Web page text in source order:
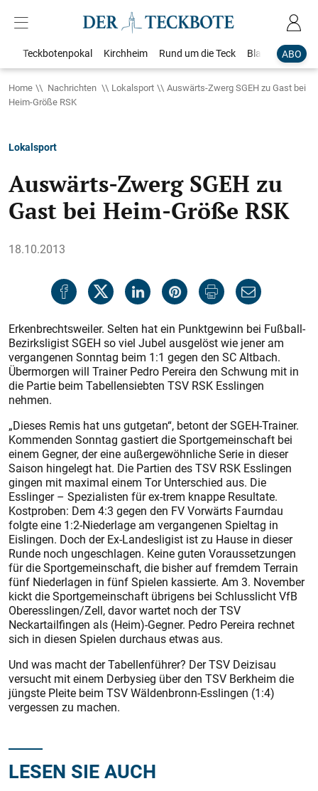
ABO
Teckbotenpokal Kirchheim Rund um die Teck Blaulicht
Home Nachrichten Lokalsport
Auswärts-Zwerg SGEH zu Gast bei
Heim-Größe RSK
Lokalsport
Auswärts-Zwerg SGEH zu
Gast bei Heim-Größe RSK
18.10.2013
Erkenbrechtsweiler. Selten hat ein Punktgewinn bei Fußball-
Bezirksligist SGEH so viel Jubel ausgelöst wie jener am
vergangenen Sonntag beim 1:1 gegen den SC Altbach.
Übermorgen will Trainer Pedro Pereira den Schwung mit in
die Partie beim Tabellensiebten TSV RSK Esslingen
nehmen.
„Dieses Remis hat uns gutgetan“, betont der SGEH-Trainer.
Kommenden Sonntag gastiert die Sportgemeinschaft bei
einem Gegner, der eine außergewöhnliche Serie in dieser
Saison hingelegt hat. Die Partien des TSV RSK Esslingen
gingen mit maximal einem Tor Unterschied aus. Die
Esslinger – Spezialisten für ex-trem knappe Resultate.
Kostproben: Dem 4:3 gegen den FV Vorwärts Faurndau
folgte eine 1:2-Niederlage am vergangenen Spieltag in
Eislingen. Doch der Ex-Landesligist ist zu Hause in dieser
Runde noch ungeschlagen. Keine guten Voraussetzungen
für die Sportgemeinschaft, die bisher auf fremdem Terrain
fünf Niederlagen in fünf Spielen kassierte. Am 3. November
kickt die Sportgemeinschaft übrigens bei Schlusslicht VfB
Oberesslingen/Zell, davor wartet noch der TSV
Neckartailfingen als (Heim)-Gegner. Pedro Pereira rechnet
sich in diesen Spielen durchaus etwas aus.
Und was macht der Tabellenführer? Der TSV Deizisau
versucht mit einem Derbysieg über den TSV Berkheim die
jüngste Pleite beim TSV Wäldenbronn-Esslingen (1:4)
vergessen zu machen.
LESEN SIE AUCH